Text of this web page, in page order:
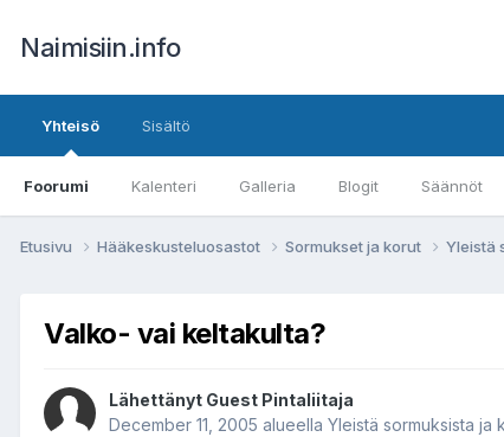
Naimisiin.info
Yhteisö
Foorumi Kalenteri Galleria Blogit Säännöt
Sisältö
Etusivu Hääkeskusteluosastot Sormukset ja korut Yleistä
Valko- vai keltakulta?
Lähettänyt Guest Pintaliitaja
December 11, 2005 alueella Yleistä sormuksista ja